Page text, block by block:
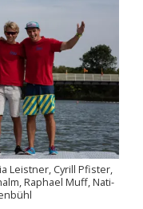
Leistner, Cyrill Pfister,
Raphael Muff, Nati-